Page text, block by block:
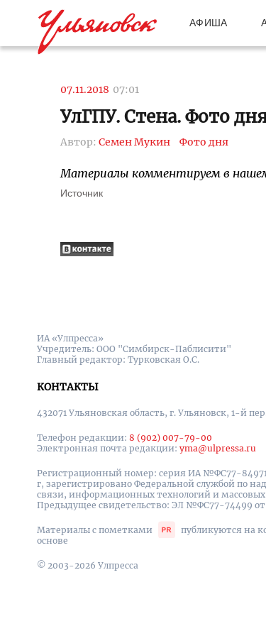
АФИША
07.11.2018 07:01
УлГПУ. Стена. Фото
Автор: Семен Мукин Фото дня
Материалы комментируем в
Источник
ИА «Улпресса»
Учредитель: ООО "Симбирск-Паблисити"
Главный редактор: Турковская О.С.
КОНТАКТЫ
432071 Ульяновская область, г. Ульяновск, 1-й
Телефон редакции: 8 (902) 007-79-00
Электронная почта редакции: yma@ulpressa.ru
Регистрационный номер: серия ИА №ФС77-84971
г, зарегистрировано Федеральной службой по
связи, информационных технологий и
Предыдущее свидетельство: ЭЛ №ФС77-74499 от
Материалы с пометками
публикуются на
основе
© 2003-2026 Улпресса